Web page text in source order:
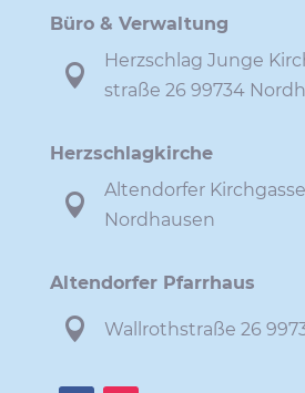
Büro & Verwaltung

Herz­schlag Junge
straße 26 99734
Herz­schlag­kirche

Alten­dorfer
Nordhausen
Alten­dorfer Pfarrhaus
 Wall­roth­straße 26